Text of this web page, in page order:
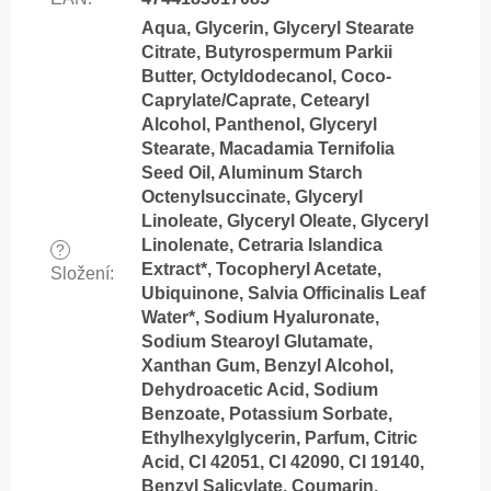
?
Složení:
Aqua, Glycerin, Glyceryl Stearate
Citrate, Butyrospermum Parkii
Butter, Octyldodecanol, Coco-
Caprylate/Caprate, Cetearyl
Alcohol, Panthenol, Glyceryl
Stearate, Macadamia Ternifolia
Seed Oil, Aluminum Starch
Octenylsuccinate, Glyceryl
Linoleate, Glyceryl Oleate, Glyceryl
Linolenate, Cetraria Islandica
Extract*, Tocopheryl Acetate,
Ubiquinone, Salvia Officinalis Leaf
Water*, Sodium Hyaluronate,
Sodium Stearoyl Glutamate,
Xanthan Gum, Benzyl Alcohol,
Dehydroacetic Acid, Sodium
Benzoate, Potassium Sorbate,
Ethylhexylglycerin, Parfum, Citric
Acid, CI 42051, CI 42090, CI 19140,
Benzyl Salicylate, Coumarin,